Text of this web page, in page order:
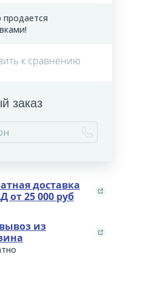
продается
к сравнению
заказ
доставка
от 25 000 руб
из